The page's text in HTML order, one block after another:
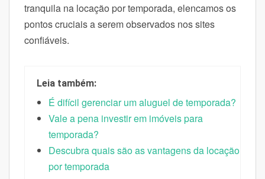
tranquila na locação por temporada, elencamos os
pontos cruciais a serem observados nos sites
confiáveis.
Leia também:
É difícil gerenciar um aluguel de temporada?
Vale a pena investir em imóveis para
temporada?
Descubra quais são as vantagens da locação
por temporada